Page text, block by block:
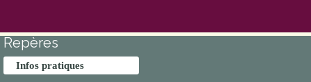
Repères
Infos pratiques